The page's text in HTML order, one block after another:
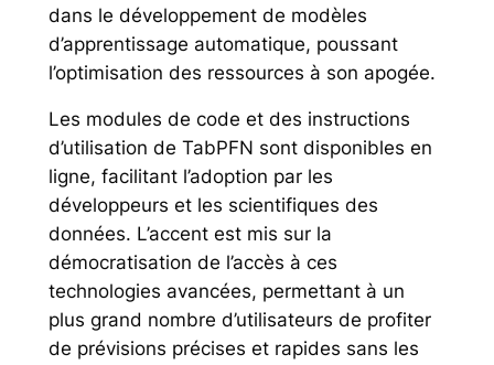
dans le développement de modèles
d’apprentissage automatique, poussant
l’optimisation des ressources à son apogée.
Les modules de code et des instructions
d’utilisation de TabPFN sont disponibles en
ligne, facilitant l’adoption par les
développeurs et les scientifiques des
données. L’accent est mis sur la
démocratisation de l’accès à ces
technologies avancées, permettant à un
plus grand nombre d’utilisateurs de profiter
de prévisions précises et rapides sans les